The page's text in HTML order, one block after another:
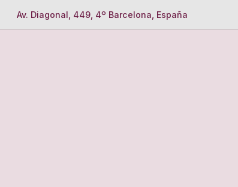
Av. Diagonal, 449, 4º Barcelona, España